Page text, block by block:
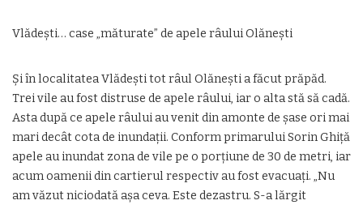
Vlădeşti… case „măturate” de apele râului Olăneşti
Şi în localitatea Vlădeşti tot râul Olăneşti a făcut prăpăd.
Trei vile au fost distruse de apele râului, iar o alta stă să cadă.
Asta după ce apele râului au venit din amonte de şase ori mai
mari decât cota de inundaţii. Conform primarului Sorin Ghiţă
apele au inundat zona de vile pe o porţiune de 30 de metri, iar
acum oamenii din cartierul respectiv au fost evacuaţi. „Nu
am văzut niciodată aşa ceva. Este dezastru. S-a lărgit